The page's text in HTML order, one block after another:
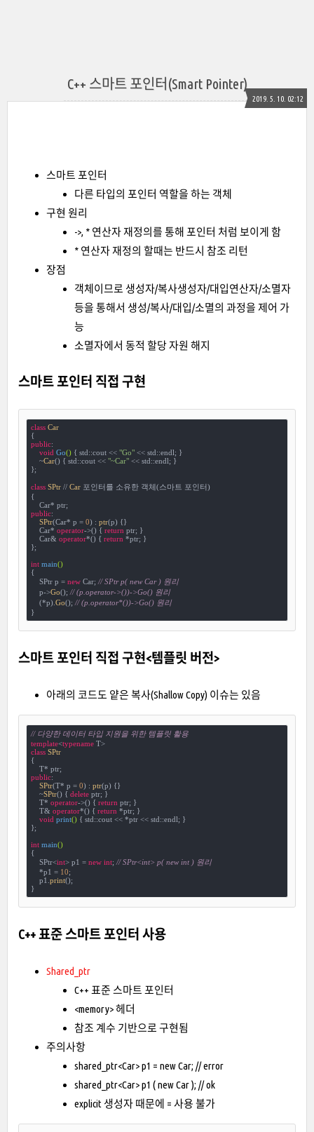
C++ 스마트 포인터(Smart Pointer)
2019. 5. 10. 02:12
스마트 포인터
다른 타입의 포인터 역할을 하는 객체
구현 원리
->, * 연산자 재정의를 통해 포인터 처럼 보이게 함
* 연산자 재정의 할때는 반드시 참조 리턴
장점
객체이므로 생성자/복사생성자/대입연산자/소멸자
등을 통해서 생성/복사/대입/소멸의 과정을 제어 가
능
소멸자에서 동적 할당 자원 해지
스마트 포인터 직접 구현
class Car
{
public:
void Go() { std::cout << "Go" << std::endl; }
    ~
Car() { std::cout << "~Car" << std::endl; }
};
class SPtr // Car 포인터를 소유한 객체(스마트 포인터)
{
public:
SPtr(Car* p = 0) : ptr(p) {}
    Car*
operator->() { return ptr; }
    Car&
operator*() { return *ptr; }
};
int main()
{
    SPtr p =
new Car; // SPtr p( new Car ) 원리
    p->
Go(); // (p.operator->())->Go() 원리
    (*p).
Go(); // (p.operator*())->Go() 원리
}
스마트 포인터 직접 구현<템플릿 버전>
아래의 코드도 얕은 복사(Shallow Copy) 이슈는 있음
// 다양한 데이터 타입 지원을 위한 템플릿 활용
template<typename
T>
class SPtr
{
public:
SPtr(T* p = 0) : ptr(p) {}
    ~
SPtr() { delete ptr; }
    T*
operator->() { return ptr; }
    T&
operator*() { return *ptr; }
void print() { std::cout << *ptr << std::endl; }
};
int main()
{
    SPtr<
int> p1 = new int; // SPtr<int> p( new int ) 원리
    *p1 =
10;
    p1.
print();
}
C++ 표준 스마트 포인터 사용
Shared_ptr
C++ 표준 스마트 포인터
<memory> 헤더
참조 계수 기반으로 구현됨
주의사항
shared_ptr<Car> p1 = new Car; // error
shared_ptr<Car> p1 ( new Car ); // ok
explicit 생성자 때문에 = 사용 불가